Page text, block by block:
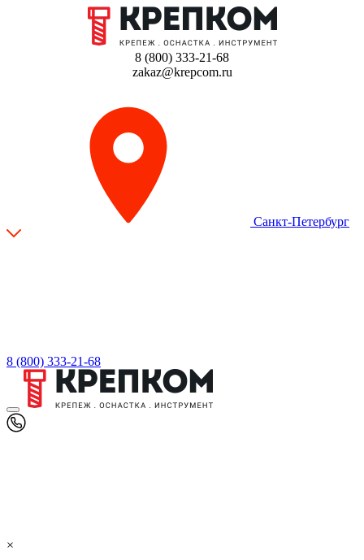
8 (800) 333-21-68
zakaz@krepcom.ru
Санкт-Петербург
8 (800) 333-21-68
×